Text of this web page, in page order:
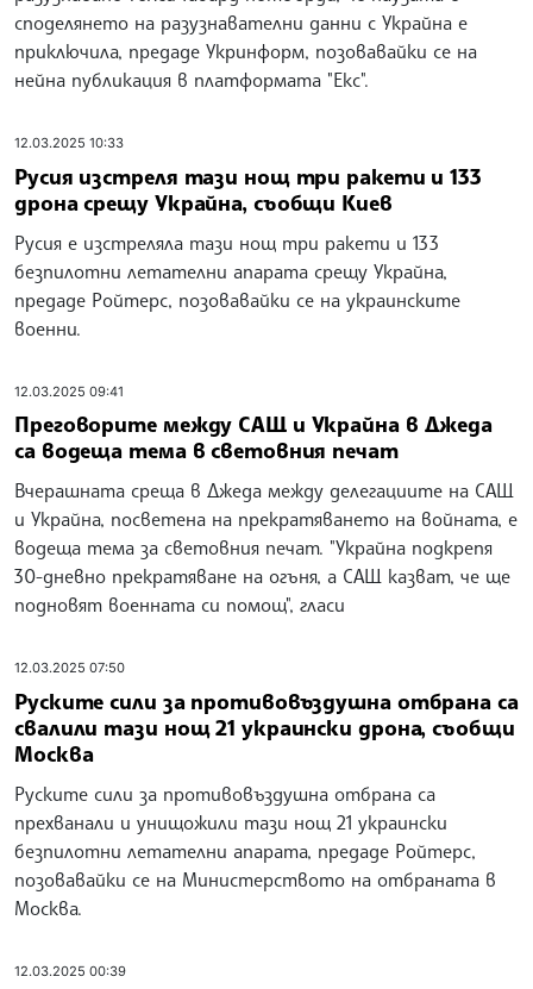
споделянето на разузнавателни данни с Украйна е
приключила, предаде Укринформ, позовавайки се на
нейна публикация в платформата "Екс".
12.03.2025 10:33
Русия изстреля тази нощ три ракети и 133
дрона срещу Украйна, съобщи Киев
Русия е изстреляла тази нощ три ракети и 133
безпилотни летателни апарата срещу Украйна,
предаде Ройтерс, позовавайки се на украинските
военни.
12.03.2025 09:41
Преговорите между САЩ и Украйна в Джеда
са водеща тема в световния печат
Вчерашната среща в Джеда между делегациите на САЩ
и Украйна, посветена на прекратяването на войната, е
водеща тема за световния печат. "Украйна подкрепя
30-дневно прекратяване на огъня, а САЩ казват, че ще
подновят военната си помощ", гласи
12.03.2025 07:50
Руските сили за противовъздушна отбрана са
свалили тази нощ 21 украински дрона, съобщи
Москва
Руските сили за противовъздушна отбрана са
прехванали и унищожили тази нощ 21 украински
безпилотни летателни апарата, предаде Ройтерс,
позовавайки се на Министерството на отбраната в
Москва.
12.03.2025 00:39